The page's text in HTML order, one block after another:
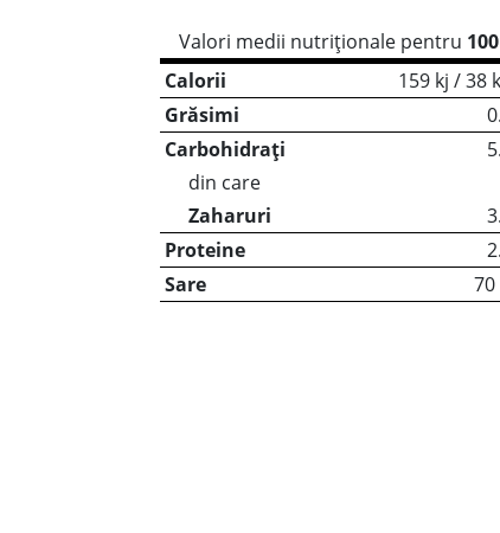
Valori medii nutriționale pentru
Calorii
159 kj / 38
Grăsimi
Carbohidrați
din care
Zaharuri
Proteine
Sare